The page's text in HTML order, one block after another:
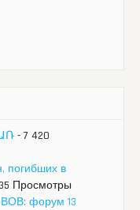
- 7 420
погибших в
Просмотры
форум 13